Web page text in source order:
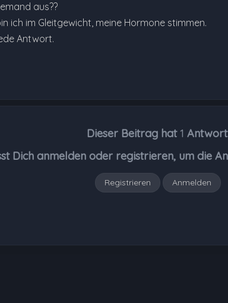
aus??
ich im Gleitgewicht, meine Hormone stimmen.
Antwort.
Dieser Beitrag hat 1
Dich anmelden oder registrieren, um die
Registrieren Anmelden